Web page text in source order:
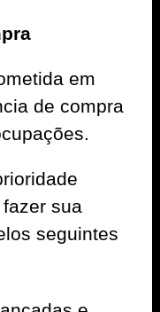
em
de compra
sua
seguintes